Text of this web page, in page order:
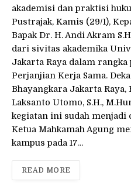
akademisi dan praktisi
Pustrajak, Kamis (29/1),
Bapak Dr. H. Andi Akram
dari sivitas akademika
Jakarta Raya dalam rangka
Perjanjian Kerja Sama.
Bhayangkara Jakarta Raya,
Laksanto Utomo, S.H.,
kegiatan ini sudah menjadi
Ketua Mahkamah Agung
kampus pada 17…
READ MORE